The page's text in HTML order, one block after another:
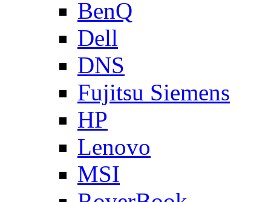
BenQ
Dell
DNS
Fujitsu Siemens
HP
Lenovo
MSI